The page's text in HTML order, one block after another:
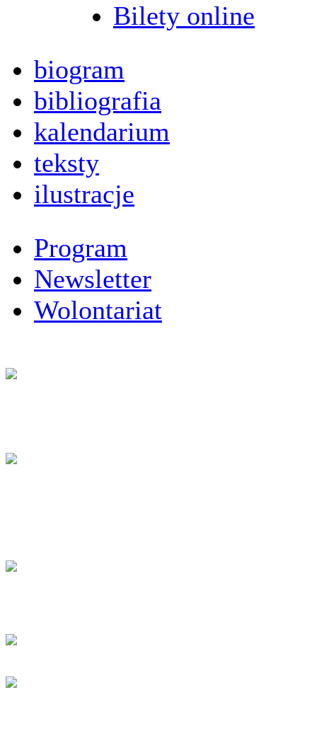
Bilety online
biogram
bibliografia
kalendarium
teksty
ilustracje
Program
Newsletter
Wolontariat